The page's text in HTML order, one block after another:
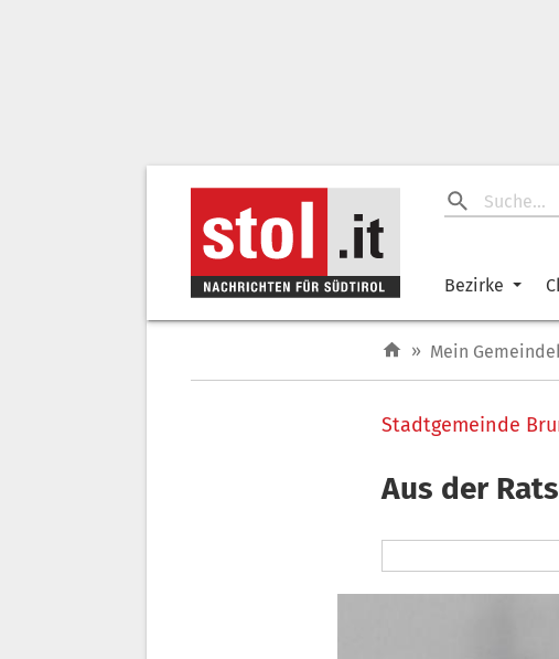
Bezirke
» Mein
Stadtgemeinde
Aus der